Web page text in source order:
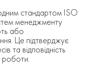
стандартом ISO
менеджменту
або
Це підтверджує
та відповідність
роботи.